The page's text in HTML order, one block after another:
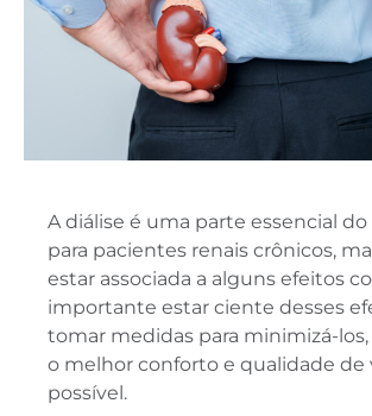
A diálise é uma parte essencial
para pacientes renais crônicos,
estar associada a alguns efeitos
importante estar ciente desses
tomar medidas para minimizá-
o melhor conforto e qualidade de
possível.